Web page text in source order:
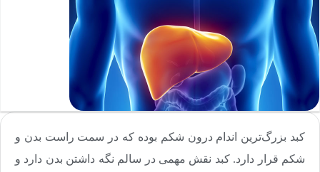
کبد بزرگ‌‌‌‌ترین اندام درون شکم بوده که در سمت راست بدن و
شکم قرار دارد. کبد نقش مهمی در سالم نگه داشتن بدن دارد و